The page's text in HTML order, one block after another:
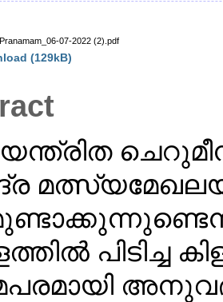
07-2022 (2).pdf
(129kB)
പിടിച്ച